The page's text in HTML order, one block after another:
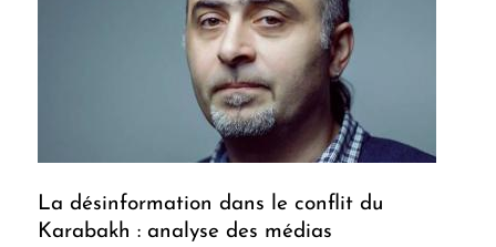
La désinformation dans le conflit du
Karabakh : analyse des médias